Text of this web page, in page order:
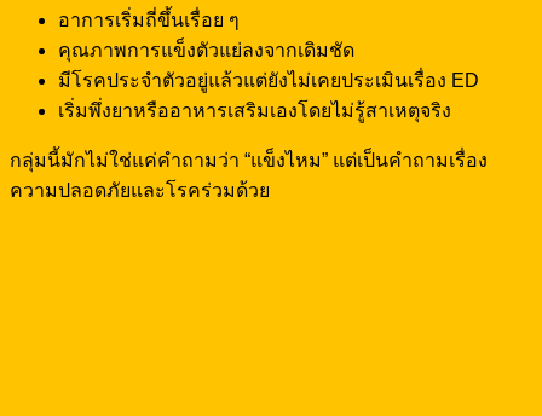
อาการเริ่มถี่ขึ้นเรื่อย ๆ
คุณภาพการแข็งตัวแย่ลงจากเดิมชัด
มีโรคประจำตัวอยู่แล้วแต่ยังไม่เคยประเมินเรื่อง ED
เริ่มพึ่งยาหรืออาหารเสริมเองโดยไม่รู้สาเหตุจริง
กลุ่มนี้มักไม่ใช่แค่คำถามว่า “แข็งไหม” แต่เป็นคำถามเรื่อง
ความปลอดภัยและโรคร่วมด้วย